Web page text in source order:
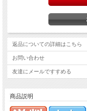
返品についての詳細はこちら
お問い合わせ
友達にメールですすめる
商品説明